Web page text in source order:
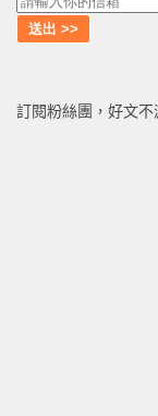
訂閱粉絲團，好文不